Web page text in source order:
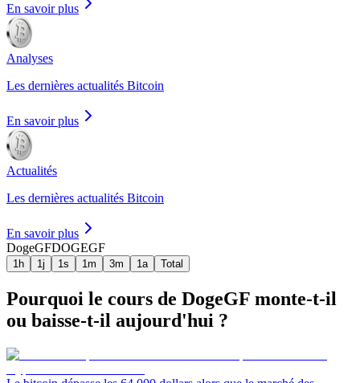
En savoir plus
Analyses
Les dernières actualités Bitcoin
En savoir plus
Actualités
Les dernières actualités Bitcoin
En savoir plus
DogeGFDOGEGF
1h 1j 1s 1m 3m 1a Total
Pourquoi le cours de DogeGF monte-t-il
ou baisse-t-il aujourd'hui ?